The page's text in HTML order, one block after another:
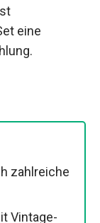
eine
zahlreiche
Vintage-